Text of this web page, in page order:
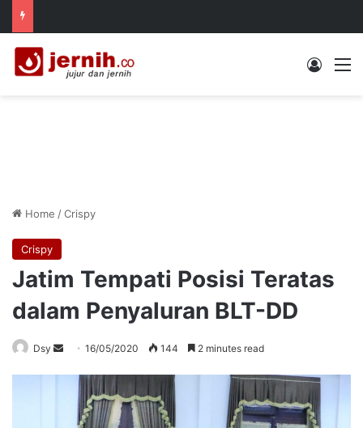
Log In
Home /Crispy
Crispy
Jatim Tempati Posisi Teratas
dalam Penyaluran BLT-DD
Dsy
Send
email
16/05/2020 144 2 minutes read